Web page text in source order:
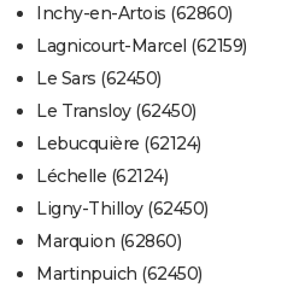
Inchy-en-Artois (62860)
Lagnicourt-Marcel (62159)
Le Sars (62450)
Le Transloy (62450)
Lebucquière (62124)
Léchelle (62124)
Ligny-Thilloy (62450)
Marquion (62860)
Martinpuich (62450)